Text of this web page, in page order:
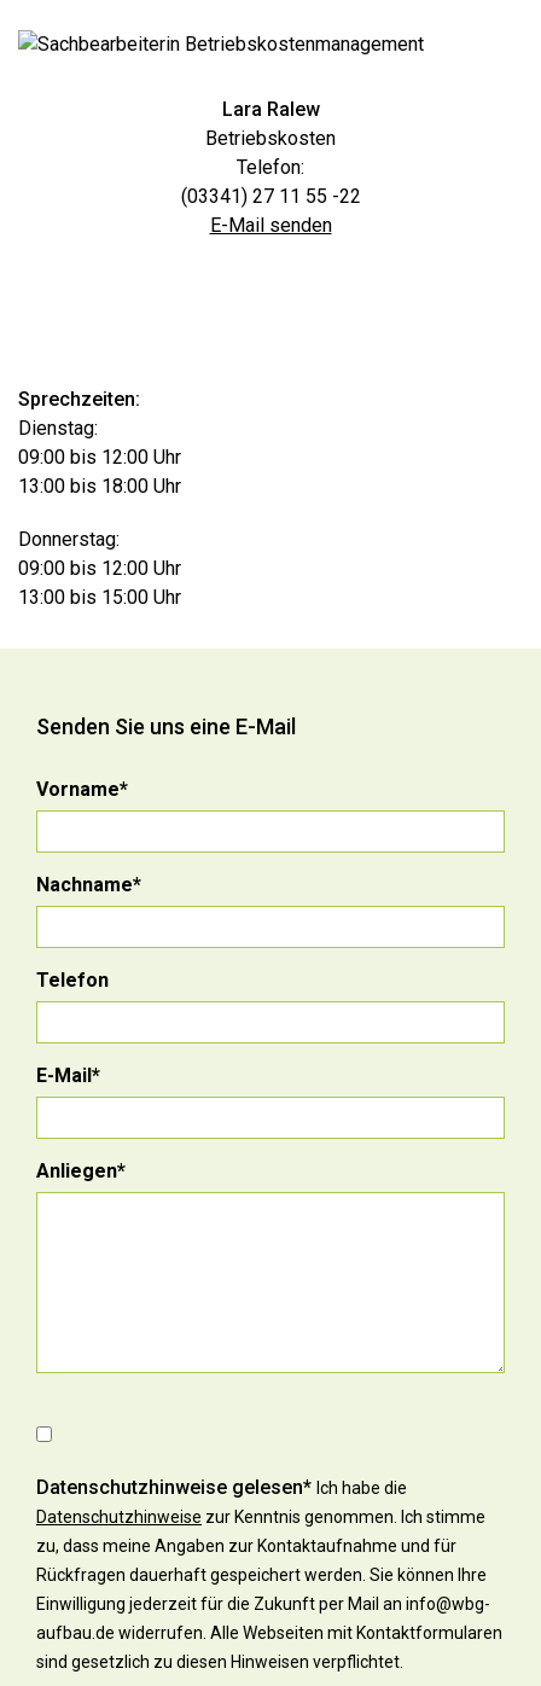
Lara Ralew
Betriebskosten­
Telefon:
(03341) 27 11 55 -22
E-Mail senden
Sprechzeiten:
Dienstag:
09:00 bis 12:00 Uhr
13:00 bis 18:00 Uhr
Donnerstag:
09:00 bis 12:00 Uhr
13:00 bis 15:00 Uhr
Senden Sie uns eine E-Mail
Vorname*
Nachname*
Telefon
E-Mail*
Anliegen*
Datenschutzhinweise gelesen* Ich habe die
Datenschutzhinweise zur Kenntnis genommen. Ich stimme
zu, dass meine Angaben zur Kontaktaufnahme und für
Rückfragen dauerhaft gespeichert werden. Sie können Ihre
Einwilligung jederzeit für die Zukunft per Mail an info@wbg-
aufbau.de widerrufen. Alle Webseiten mit Kontaktformularen
sind gesetzlich zu diesen Hinweisen verpflichtet.